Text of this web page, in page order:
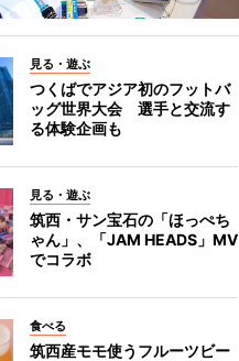
見る・遊ぶ
つくばでアジア初のフットバ
ッグ世界大会 選手と交流す
る体験企画も
見る・遊ぶ
筑西・サン宝石の「ほっぺち
ゃん」、「JAM HEADS」MV
でコラボ
食べる
筑西産モモ使うフルーツビー